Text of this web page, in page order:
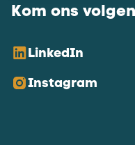
Kom ons volgen
LinkedIn
Instagram